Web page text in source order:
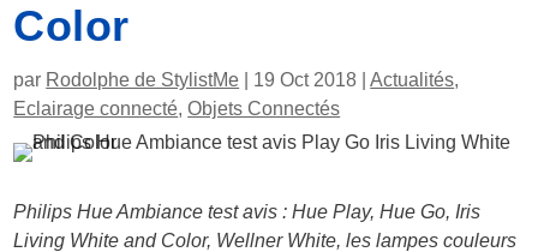
Color
par Rodolphe de StylistMe 19 Oct 2018 |Actualités,
Eclairage connecté,Objets Connectés
Philips Hue Ambiance test avis : Hue Play, Hue Go, Iris
Living White and Color, Wellner White, les lampes couleurs